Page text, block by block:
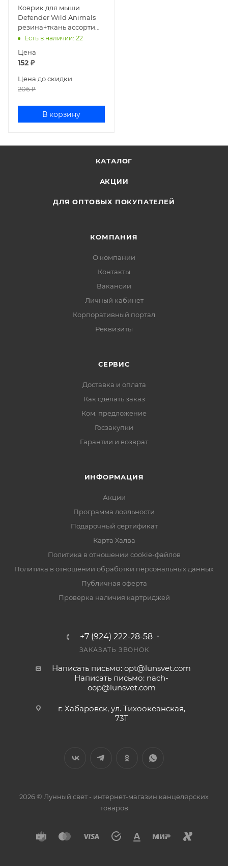
Коврик для мыши
Defender Wild Animals
резина+ткань ассорти
260623/50803
Есть в наличии: 22
Цена
152 ₽
Цена до скидки
206₽
В корзину
КАТАЛОГ
АКЦИИ
ДЛЯ ОПТОВЫХ ПОКУПАТЕЛЕЙ
КОМПАНИЯ
О компании
Контакты
Вакансии
Личный кабинет
Корпоративный портал
Реквизиты
СЕРВИС
Доставка и оплата
Как сделать заказ
Ком. предложение
Госзакупки
Гарантии и возврат
ИНФОРМАЦИЯ
Акции
Программа лояльности
Подарочный сертификат
Карта Халва
Политика в отношении cookie-файлов
Политика в отношении обработки персональных данных
Публичная оферта
Проверка наличия картриджей
+7 (924) 222-28-58
ЗАКАЗАТЬ ЗВОНОК
Написать письмо: opt@lunsvet.com
Написать письмо: nach-
oop@lunsvet.com
г. Хабаровск, ул. Тихоокеанская,
73Т
2026 © Лунный свет - интернет-магазин канцелярских
товаров